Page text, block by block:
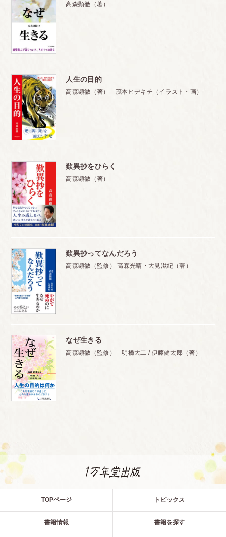
高森顕徹（著）
人生の目的
高森顕徹（著） 茂本ヒデキチ（イラスト・画）
歎異抄をひらく
高森顕徹（著）
歎異抄ってなんだろう
高森顕徹（監修） 高森光晴・大見滋紀（著）
なぜ生きる
高森顕徹（監修） 明橋大二 / 伊藤健太郎（著）
TOPページ トピックス
書籍情報 書籍を探す